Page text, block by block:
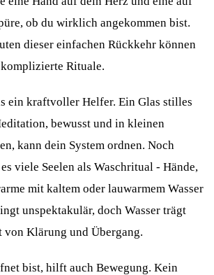
ob du wirklich angekommen bist.
dieser einfachen Rückkehr können
Rituale.
ein kraftvoller Helfer. Ein Glas stilles
bewusst und in kleinen
kann dein System ordnen. Noch
viele Seelen als Waschritual - Hände,
mit kaltem oder lauwarmem Wasser
unspektakulär, doch Wasser trägt
von Klärung und Übergang.
bist, hilft auch Bewegung. Kein